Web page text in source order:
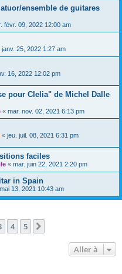
ensemble de guitares
févr. 09, 2022 12:00 am
janv. 25, 2022 1:27 am
16, 2022 12:02 pm
pour Clelia" de Michel Dalle
« mar. nov. 02, 2021 6:13 pm
« jeu. juil. 08, 2021 6:31 pm
faciles
« mar. juin 22, 2021 2:20 pm
in Spain
13, 2021 10:43 am
4 5
Aller à